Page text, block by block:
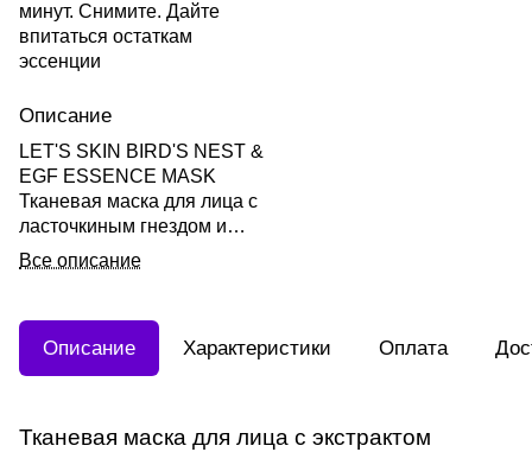
минут. Снимите. Дайте
впитаться остаткам
эссенции
Описание
LET'S SKIN BIRD'S NEST &
EGF ESSENCE MASK
Тканевая маска для лица с
ласточкиным гнездом и
EGF 25мл
Все описание
Описание Характеристики Оплата
Тканевая маска для лица с экстрактом